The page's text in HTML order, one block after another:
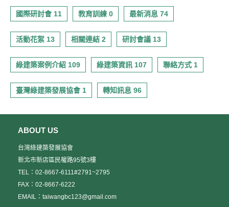
空調、土木、電機等技師公會及其從業人員。 3.相關政府機
關。 4.相關產業公協會。
國際研討會 11 教育訓練 0 最新消息 74
活動花絮 13 相關連結 2 研討會議 13
綠建築案例介紹 109 綠建築資訊 107 聯絡方式 1
臺灣綠建築發展協會 1 轉知訊息 96
ABOUT US
台灣綠建築發展協會
新北市新店區民權路95號3樓
TEL：02-8667-6111#2791~2795
FAX：02-8667-6222
EMAIL：taiwangbc123@gmail.com